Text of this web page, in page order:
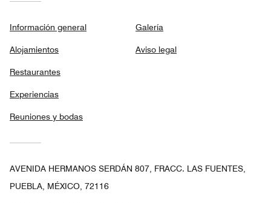
Información general
Alojamientos
Restaurantes
Experiencias
Reuniones y bodas
Galería
Aviso legal
AVENIDA HERMANOS SERDÁN 807, FRACC. LAS FUENTES,
PUEBLA, MÉXICO, 72116